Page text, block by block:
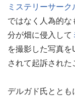
ミステリーサーク
ではなく人為的
分が畑に侵入して
を撮影した写真
されて起訴された
デルガド氏とと